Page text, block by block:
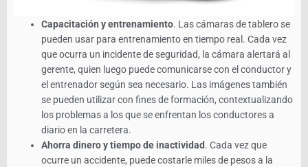
Capacitación y entrenamiento. Las cámaras de tablero se
pueden usar para entrenamiento en tiempo real. Cada vez
que ocurra un incidente de seguridad, la cámara alertará al
gerente, quien luego puede comunicarse con el conductor y
el entrenador según sea necesario. Las imágenes también
se pueden utilizar con fines de formación, contextualizando
los problemas a los que se enfrentan los conductores a
diario en la carretera.
Ahorra dinero y tiempo de inactividad . Cada vez que
ocurre un accidente, puede costarle miles de pesos a la